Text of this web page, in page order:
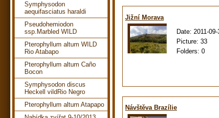
Jižní Morava
Date: 2011-09-
Picture: 33
Folders: 0
Návštěva Brazílie
Symphysodon
aequifasciatus haraldi
Pseudohemiodon
ssp.Marbled WILD
Pterophyllum altum WILD
Rio Atabapo
Pterophyllum altum Caño
Bocon
Symphysodon discus
Heckell vildRio Negro
Pterophyllum altum Atapapo